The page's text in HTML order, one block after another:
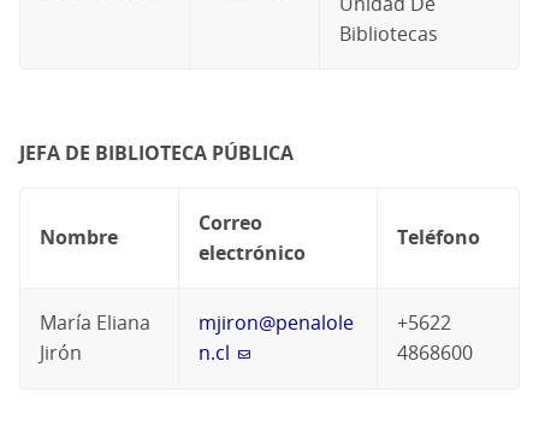
Bibliotecas
JEFA DE BIBLIOTECA PÚBLICA
Nombre
Correo
electrónico
Teléfono
María Eliana
Jirón
mjiron@penalole
n.cl
+5622
4868600